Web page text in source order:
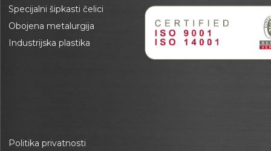
Specijalni šipkasti čelici
Obojena metalurgija
Industrijska plastika
Politika privatnosti